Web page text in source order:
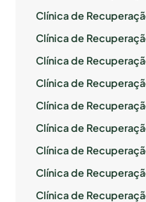
Clínica de
Clínica de
Clínica de
Clínica de
Clínica de
Clínica de
Clínica de
Clínica de
Clínica de